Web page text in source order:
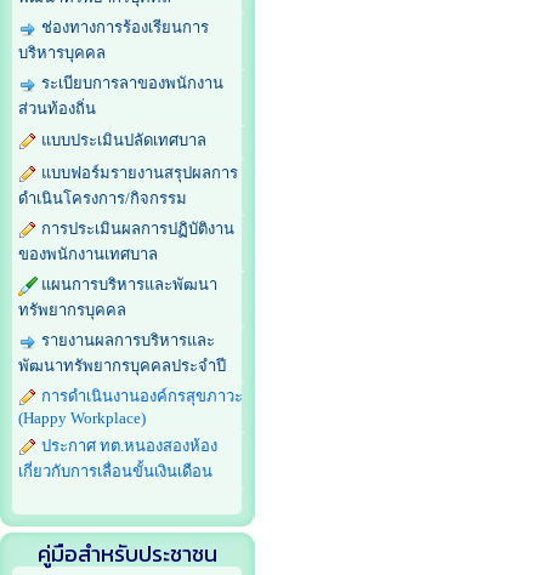
ช่องทางการร้องเรียนการ
บริหารบุคคล
ระเบียบการลาของพนักงาน
ส่วนท้องถิ่น
แบบประเมินปลัดเทศบาล
แบบฟอร์มรายงานสรุปผลการ
ดำเนินโครงการ/กิจกรรม
การประเมินผลการปฏิบัติงาน
ของพนักงานเทศบาล
แผนการบริหารและพัฒนา
ทรัพยากรบุคคล
รายงานผลการบริหารและ
พัฒนาทรัพยากรบุคคลประจำปี
การดำเนินงานองค์กรสุขภาวะ
(Happy Workplace)
ประกาศ ทต.หนองสองห้อง
เกี่ยวกับการเลื่อนขั้นเงินเดือน
คู่มือสำหรับประชาชน